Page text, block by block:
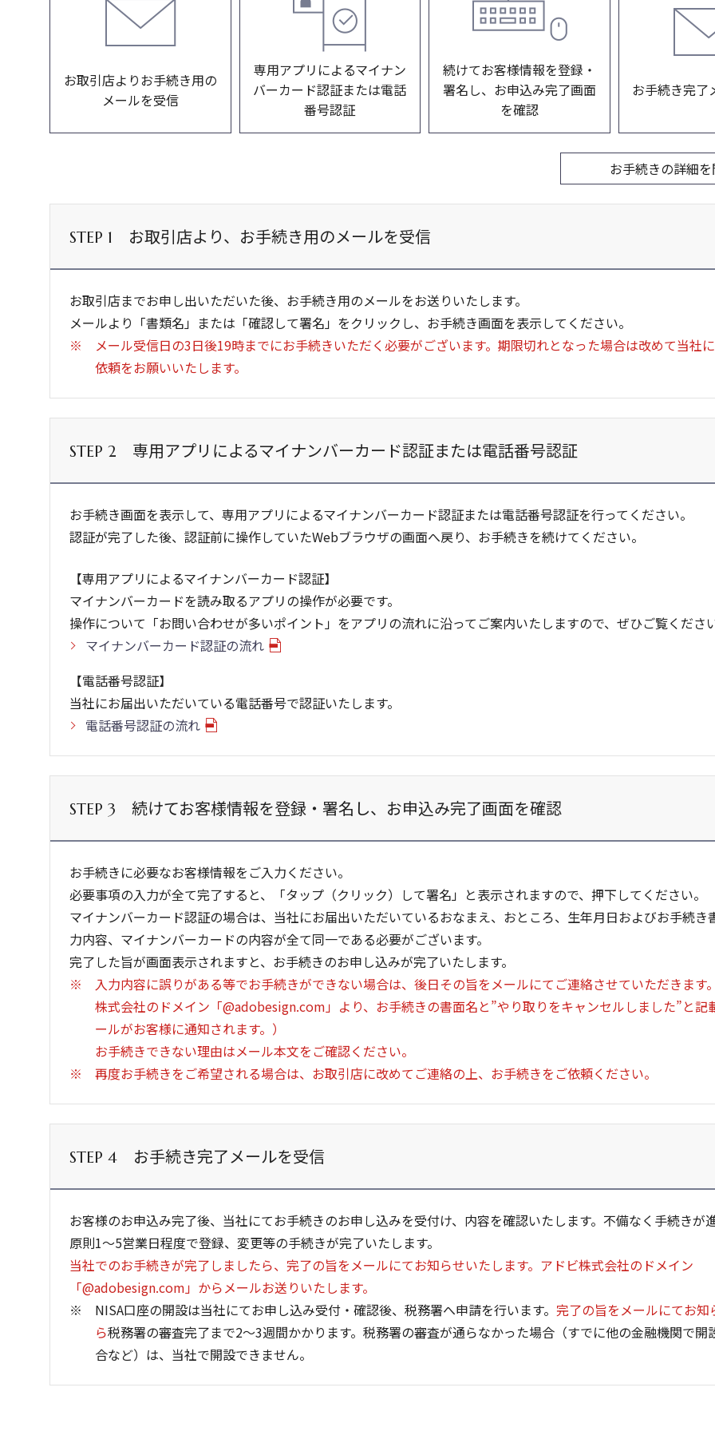
お取引店よりお手続き用の
メールを受信
専用アプリによるマイナン
バーカード認証または電話
番号認証
続けてお客様情報を登録・
署名し、お申込み完了画面
を確認
お手続き完了
STEP 1 お取引店より、お手続き用のメールを受信
お取引店までお申し出いただいた後、お手続き用のメールをお送りいたします。
メールより「書類名」または「確認して署名」をクリックし、お手続き画面を表示してください。
メール受信日の3日後19時までにお手続きいただく必要がございます。期限切れとなった場合は改めて当社
依頼をお願いいたします。
STEP 2 専用アプリによるマイナンバーカード認証または電話番号認証
お手続き画面を表示して、専用アプリによるマイナンバーカード認証または電話番号認証を行ってください。
認証が完了した後、認証前に操作していたWebブラウザの画面へ戻り、お手続きを続けてください。
【専用アプリによるマイナンバーカード認証】
マイナンバーカードを読み取るアプリの操作が必要です。
操作について「お問い合わせが多いポイント」をアプリの流れに沿ってご案内いたしますので、ぜひご覧くださ
マイナンバーカード認証の流れ
【電話番号認証】
当社にお届出いただいている電話番号で認証いたします。
電話番号認証の流れ
STEP 3 続けてお客様情報を登録・署名し、お申込み完了画面を確認
お手続きに必要なお客様情報をご入力ください。
必要事項の入力が全て完了すると、「タップ（クリック）して署名」と表示されますので、押下してください。
マイナンバーカード認証の場合は、当社にお届出いただいているおなまえ、おところ、生年月日およびお手続き
力内容、マイナンバーカードの内容が全て同一である必要がございます。
完了した旨が画面表示されますと、お手続きのお申し込みが完了いたします。
入力内容に誤りがある等でお手続きができない場合は、後日その旨をメールにてご連絡させていただきます
株式会社のドメイン「@adobesign.com」より、お手続きの書面名と”やり取りをキャンセルしました”と記
ールがお客様に通知されます。）
お手続きできない理由はメール本文をご確認ください。
再度お手続きをご希望される場合は、お取引店に改めてご連絡の上、お手続きをご依頼ください。
STEP 4 お手続き完了メールを受信
お客様のお申込み完了後、当社にてお手続きのお申し込みを受付け、内容を確認いたします。不備なく手続きが
原則1～5営業日程度で登録、変更等の手続きが完了いたします。
当社でのお手続きが完了しましたら、完了の旨をメールにてお知らせいたします。アドビ株式会社のドメイン
「@adobesign.com」からメールお送りいたします。
NISA口座の開設は当社にてお申し込み受付・確認後、税務署へ申請を行います。 完了の旨をメールにてお知
ら税務署の審査完了まで2～3週間かかります。税務署の審査が通らなかった場合（すでに他の金融機関で開
合など）は、当社で開設できません。